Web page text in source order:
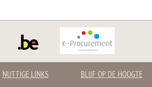
NUTTIGE LINKS BLIJF OP DE HOOGTE